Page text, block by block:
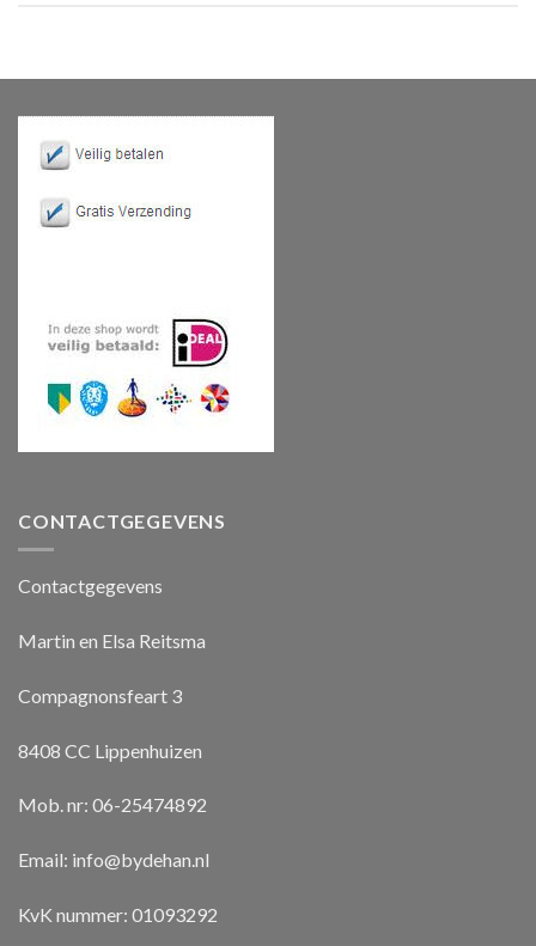
CONTACTGEGEVENS
Contactgegevens
Martin en Elsa Reitsma
Compagnonsfeart 3
8408 CC Lippenhuizen
Mob. nr: 06-25474892
Email: info@bydehan.nl
KvK nummer: 01093292